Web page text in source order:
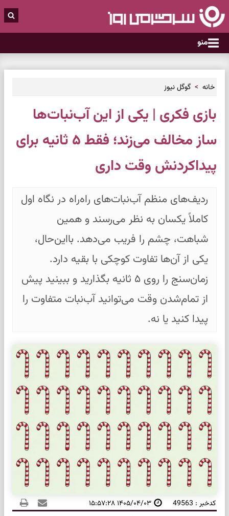
منو
خانه گوگل نیوز
بازی فکری | یکی از این آب‌نبات‌ها
ساز مخالف می‌زند؛ فقط ۵ ثانیه برای
پیداکردنش وقت داری
ردیف‌های منظم آب‌نبات‌های راه‌راه در نگاه اول
کاملاً یکسان به نظر می‌رسند و همین
شباهت، چشم را فریب می‌دهد. بااین‌حال،
یکی از آن‌ها تفاوت کوچکی با بقیه دارد.
زمان‌سنج را روی ۵ ثانیه بگذارید و ببینید پیش
از تمام‌شدن وقت می‌توانید آب‌نبات متفاوت را
پیدا کنید یا نه.
کدخبر : 49563 ۱۴۰۵/۰۴/۰۳ ۱۵:۵۷:۲۸